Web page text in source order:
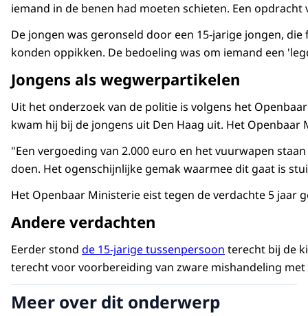
iemand in de benen had moeten schieten. Een opdracht
De jongen was geronseld door een 15-jarige jongen,
konden oppikken. De bedoeling was om iemand een
Jongens als wegwerpartikelen
Uit het onderzoek van de politie is volgens het
kwam hij bij de jongens uit Den Haag uit. Het
"Een vergoeding van 2.000 euro en het vuurwapen
doen. Het ogenschijnlijke gemak waarmee dit gaat is
Het Openbaar Ministerie eist tegen de verdachte 5 jaar
Andere verdachten
Eerder stond de 15-jarige tussenpersoon terecht bij de
terecht voor voorbereiding van zware mishandeling
Meer over dit onderwerp